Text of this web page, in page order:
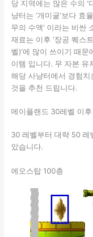
당 지역에는 많은 수의 ‘
냥터는 ‘개미굴’보다 효
무의 수액’ 이라는 비싼
재료는 이후 ‘장공 퀘스
벨)’에 많이 쓰이기 때
이템 입니다. 무 자본 유
해당 사냥터에서 경험
것을 추천 드립니다.
메이플랜드 30레벨 이후
30 레벨부터 대략 50 레
았습니다.
에오스탑 100층